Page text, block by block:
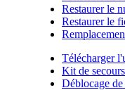
Restaurer le
Restaurer le
Télécharger
Kit de
Déblocage